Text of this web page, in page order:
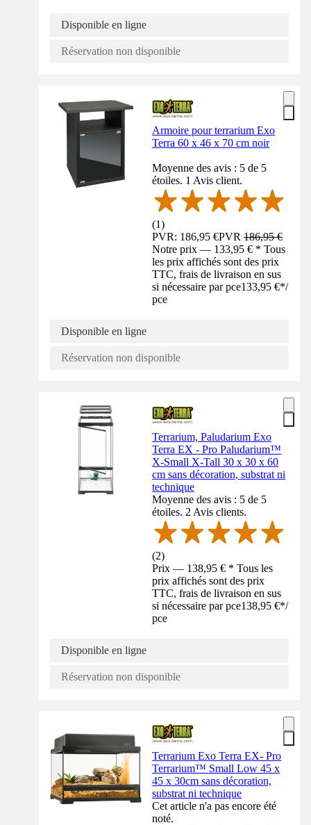
Disponible en ligne
Réservation non disponible
Armoire pour terrarium Exo
Terra 60 x 46 x 70 cm noir
Moyenne des avis : 5 de 5
étoiles. 1 Avis client.
(1)
PVR: 186,95 €PVR186,95 €
Notre prix — 133,95 € * Tous
les prix affichés sont des prix
TTC, frais de livraison en sus
si nécessaire par pce133,95 €*/
pce
Disponible en ligne
Réservation non disponible
Terrarium, Paludarium Exo
Terra EX - Pro Paludarium™
X-Small X-Tall 30 x 30 x 60
cm sans décoration, substrat ni
technique
Moyenne des avis : 5 de 5
étoiles. 2 Avis clients.
(2)
Prix — 138,95 € * Tous les
prix affichés sont des prix
TTC, frais de livraison en sus
si nécessaire par pce138,95 €*/
pce
Disponible en ligne
Réservation non disponible
Terrarium Exo Terra EX- Pro
Terrarium™ Small Low 45 x
45 x 30cm sans décoration,
substrat ni technique
Cet article n'a pas encore été
noté.